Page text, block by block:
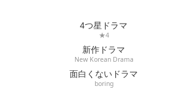
4つ星ドラマ
★4
新作ドラマ
New Korean Drama
面白くないドラマ
boring